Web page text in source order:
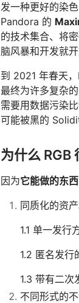
发一种更好的染
Pandora 的
的技术集合、将
脑风暴和开发就开
到 2021 年春天
最终为许多复杂
需要用数据污染
可能被黑的
为什么 RGB
因为它能做的东
同质化的资
1.1 单一发行
1.2 匿名发行
1.3 带有二次
不同形式的